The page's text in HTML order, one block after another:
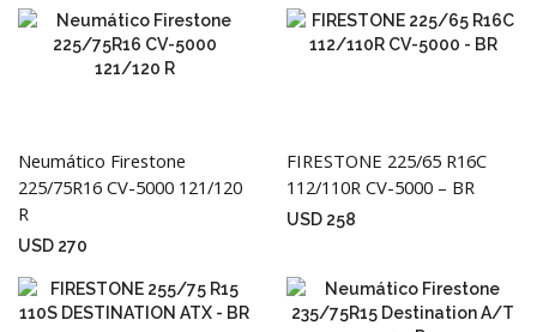
Neumático Firestone
225/75R16 CV-5000 121/120
R
USD 270
FIRESTONE 225/65 R16C
112/110R CV-5000 – BR
USD 258